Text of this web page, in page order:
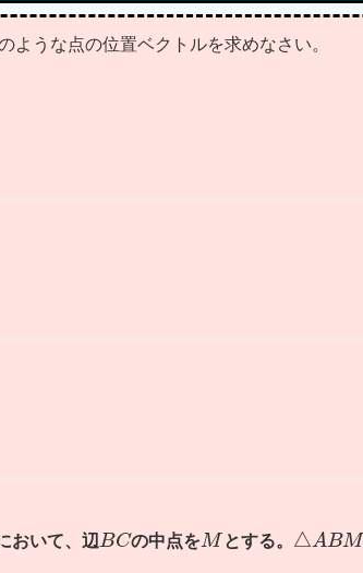
ような点の位置ベクトルを求めなさい。
おいて、辺
B C
の中点を
M
とする。
△ A BM